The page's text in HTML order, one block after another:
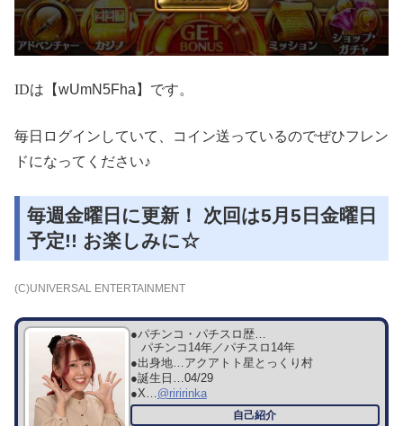
IDは【wUmN5Fha】です。
毎日ログインしていて、コイン送っているのでぜひフレン
ドになってください♪
毎週金曜日に更新！ 次回は5月5日金曜日
予定!! お楽しみに☆
(C)UNIVERSAL ENTERTAINMENT
●パチンコ・パチスロ歴…
パチンコ14年／パチスロ14年
●出身地…アクアトト星とっくり村
●誕生日…04/29
●X…@riririnka